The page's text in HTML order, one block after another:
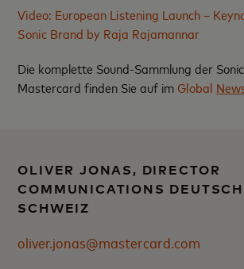
Video: European Listening Launch –
Sonic Brand by Raja Rajamannar
Die komplette Sound-Sammlung der
Mastercard finden Sie auf im Global
OLIVER JONAS, DIRECTOR
COMMUNICATIONS
SCHWEIZ
oliver.jonas@mastercard.com